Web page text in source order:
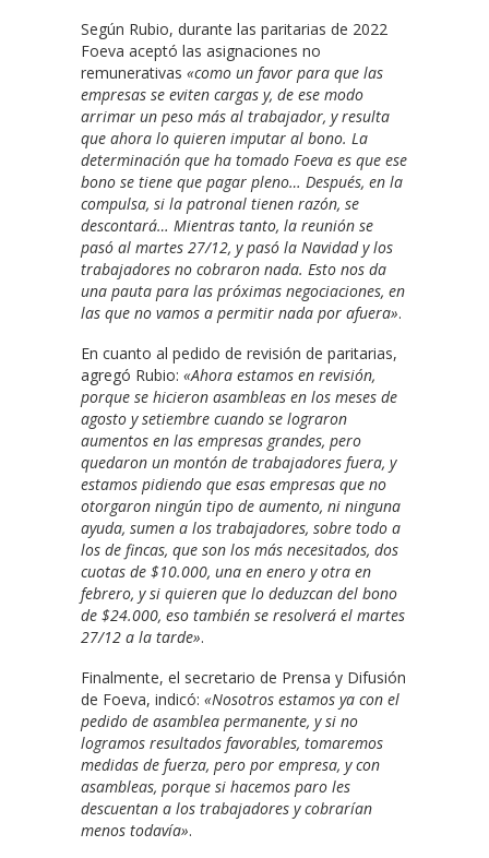
Según Rubio, durante las paritarias de 2022
Foeva aceptó las asignaciones no
remunerativas «como un favor para que las
empresas se eviten cargas y, de ese modo
arrimar un peso más al trabajador, y resulta
que ahora lo quieren imputar al bono. La
determinación que ha tomado Foeva es que ese
bono se tiene que pagar pleno… Después, en la
compulsa, si la patronal tienen razón, se
descontará… Mientras tanto, la reunión se
pasó al martes 27/12, y pasó la Navidad y los
trabajadores no cobraron nada. Esto nos da
una pauta para las próximas negociaciones, en
las que no vamos a permitir nada por afuera».
En cuanto al pedido de revisión de paritarias,
agregó Rubio: «Ahora estamos en revisión,
porque se hicieron asambleas en los meses de
agosto y setiembre cuando se lograron
aumentos en las empresas grandes, pero
quedaron un montón de trabajadores fuera, y
estamos pidiendo que esas empresas que no
otorgaron ningún tipo de aumento, ni ninguna
ayuda, sumen a los trabajadores, sobre todo a
los de fincas, que son los más necesitados, dos
cuotas de $10.000, una en enero y otra en
febrero, y si quieren que lo deduzcan del bono
de $24.000, eso también se resolverá el martes
27/12 a la tarde».
Finalmente, el secretario de Prensa y Difusión
de Foeva, indicó: «Nosotros estamos ya con el
pedido de asamblea permanente, y si no
logramos resultados favorables, tomaremos
medidas de fuerza, pero por empresa, y con
asambleas, porque si hacemos paro les
descuentan a los trabajadores y cobrarían
menos todavía».